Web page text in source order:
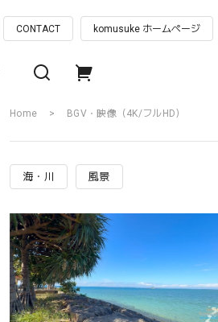
CONTACT komusuke ホームページ
Home BGV・映像（4K/フルHD）
海・川 風景